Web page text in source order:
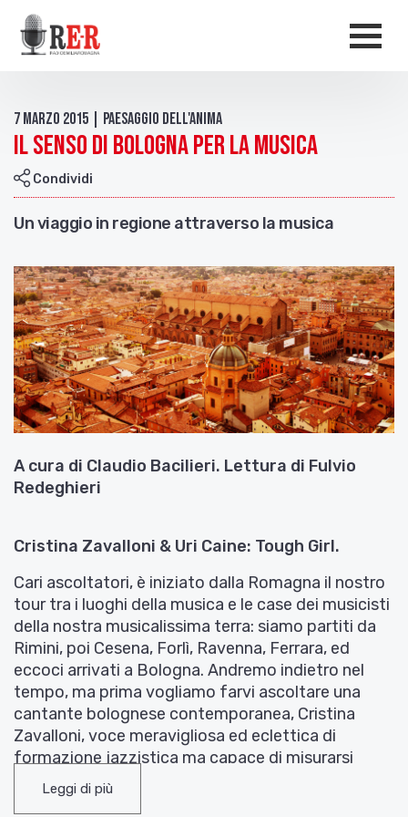
Salta al contenuto principale
7 Marzo 2015 | Paesaggio dell'anima
Il senso di Bologna per la musica
Condividi
Un viaggio in regione attraverso la musica
A cura di Claudio Bacilieri. Lettura di Fulvio
Redeghieri
Cristina Zavalloni & Uri Caine: Tough Girl.
Cari ascoltatori, è iniziato dalla Romagna il nostro
tour tra i luoghi della musica e le case dei musicisti
della nostra musicalissima terra: siamo partiti da
Rimini, poi Cesena, Forlì, Ravenna, Ferrara, ed
eccoci arrivati a Bologna. Andremo indietro nel
tempo, ma prima vogliamo farvi ascoltare una
cantante bolognese contemporanea, Cristina
Zavalloni, voce meravigliosa ed eclettica di
formazione jazzistica ma capace di misurarsi
anche con la classica, con il pop, con le
avanguardie. Adottata da compositori come Louis
Leggi di più